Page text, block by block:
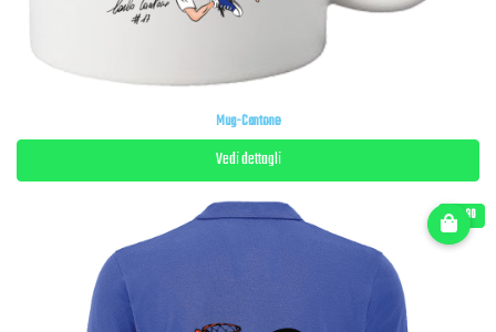
Mug-Cantone
Vedi dettagli
€ 27.90